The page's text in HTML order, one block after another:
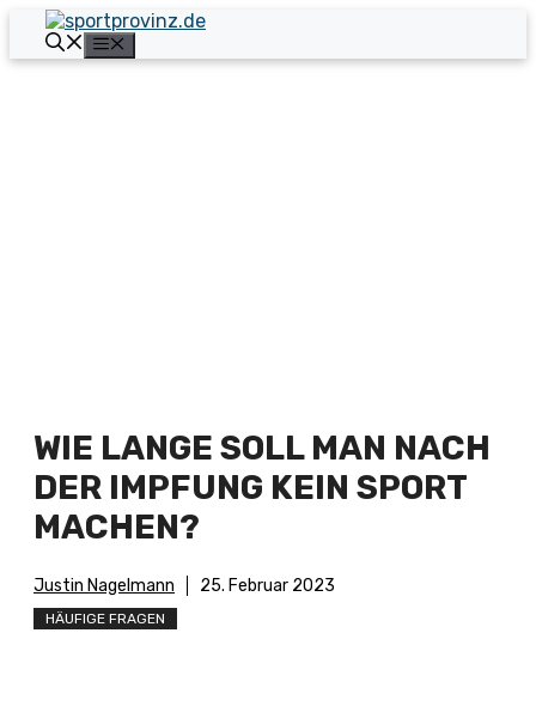
Zum
Inhalt
springen
WIE LANGE SOLL MAN NACH
DER IMPFUNG KEIN SPORT
MACHEN?
Justin Nagelmann 25. Februar 2023
HÄUFIGE FRAGEN